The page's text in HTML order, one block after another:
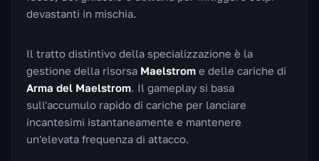
devastanti in mischia.
Il tratto distintivo della specializzazione è la
gestione della risorsa Maelstrom e delle cariche di
Arma del Maelstrom. Il gameplay si basa
sull'accumulo rapido di cariche per lanciare
incantesimi istantaneamente e mantenere
un'elevata frequenza di attacco.